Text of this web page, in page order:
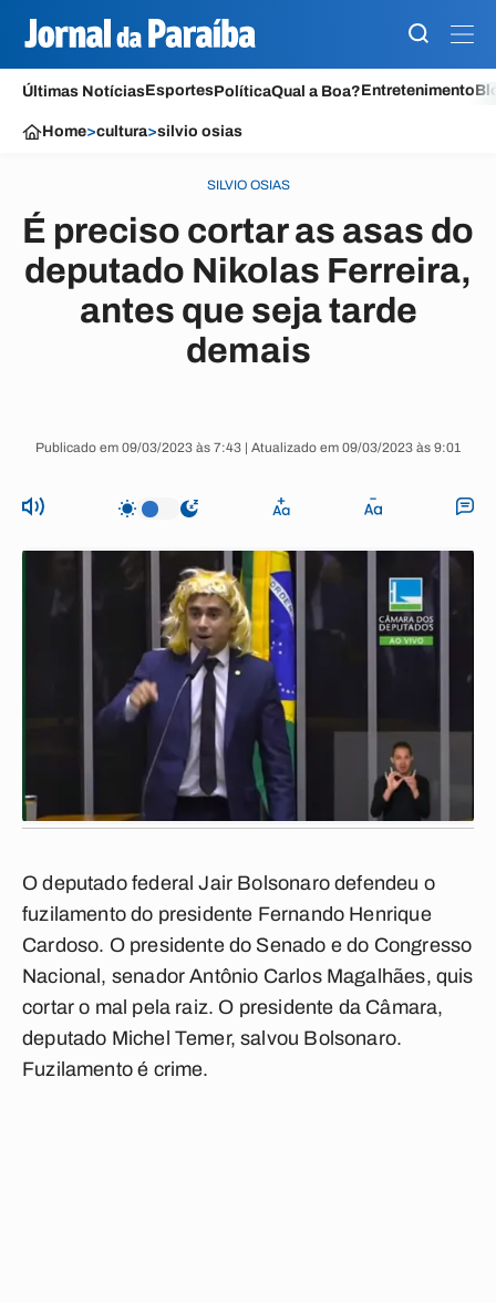
Últimas NotíciasEsportesPolíticaQual a Boa?Entretenimento
Home>cultura>silvio osias
SILVIO OSIAS
É preciso cortar as asas do
deputado Nikolas Ferreira,
antes que seja tarde
demais
Publicado em 09/03/2023 às 7:43 | Atualizado em 09/03/2023 às 9:01
O deputado federal Jair Bolsonaro defendeu o
fuzilamento do presidente Fernando Henrique
Cardoso. O presidente do Senado e do Congresso
Nacional, senador Antônio Carlos Magalhães, quis
cortar o mal pela raiz. O presidente da Câmara,
deputado Michel Temer, salvou Bolsonaro.
Fuzilamento é crime.